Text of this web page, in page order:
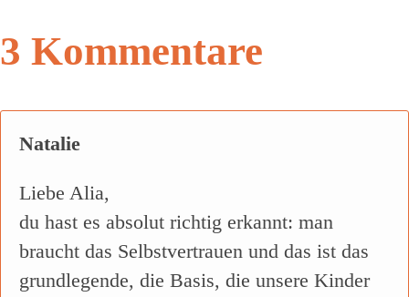
3 Kommentare
Natalie
Liebe Alia,
du hast es absolut richtig erkannt: man
braucht das Selbstvertrauen und das ist das
grundlegende, die Basis, die unsere Kinder